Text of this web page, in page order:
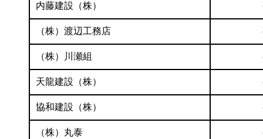
内藤建設（株）
（株）渡辺工務店
（株）川瀬組
天龍建設（株）
協和建設（株）
（株）丸泰